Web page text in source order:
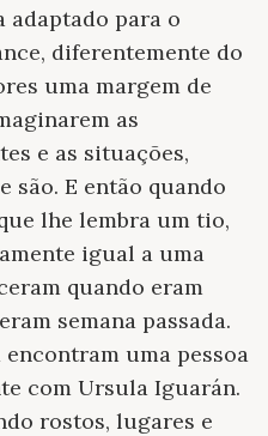
adaptado para o
diferentemente do
uma margem de
as
e as situações,
são. E então quando
lhe lembra um tio,
igual a uma
quando eram
semana passada.
uma pessoa
com Ursula Iguarán.
rostos, lugares e